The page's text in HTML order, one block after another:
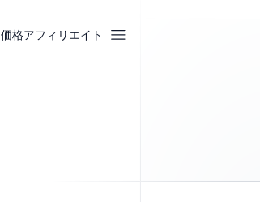
価格アフィリエイト